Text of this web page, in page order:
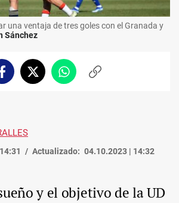
una ventaja de tres goles con el Granada y
Sánchez
FacebookTwitterWhatsappCopiar
Actualizado: 04.10.2023 | 14:32
y el objetivo de la UD